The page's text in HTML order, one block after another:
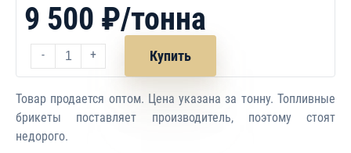
9 500 ₽/тонна
- + Купить
Товар продается оптом. Цена указана за тонну. Топливные
брикеты поставляет производитель, поэтому стоят
недорого.